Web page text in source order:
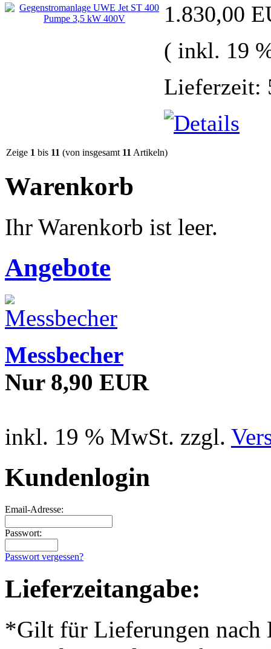
1.830,00
( inkl. 19
Lieferzeit:
Zeige 1 bis 11 (von insgesamt 11 Artikeln)
Warenkorb
Ihr Warenkorb ist leer.
Angebote
Messbecher
Nur 8,90 EUR
inkl. 19 % MwSt. zzgl.
Kundenlogin
Email-Adresse:
Passwort:
Passwort vergessen?
Lieferzeitangabe:
*Gilt für Lieferungen nach